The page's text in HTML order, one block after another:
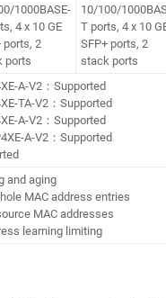
1000BASE-
4 x 10 GE
ports, 2
ports
10/100/
T ports, 4 x 10
SFP+ ports, 2
stack ports
A-V2：Supported
TA-V2：Supported
A-V2：Supported
A-V2：Supported
and aging
MAC address entries
MAC addresses
learning limiting